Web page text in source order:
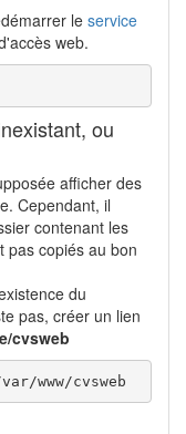
le service
web.
ou
afficher des
Cependant, il
contenant les
pas copiés au bon
du
pas, créer un lien
cvsweb
www/cvsweb